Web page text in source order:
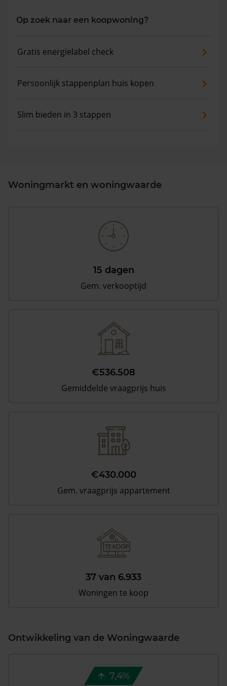
Op zoek naar een koopwoning?
Gratis energielabel check
Persoonlijk stappenplan huis kopen
Slim bieden in 3 stappen
Woningmarkt en woningwaarde
15 dagen
Gem. verkooptijd
€536.508
Gemiddelde vraagprijs huis
€430.000
Gem. vraagprijs appartement
37 van 6.933
Woningen te koop
Ontwikkeling van de Woningwaarde
7,4%